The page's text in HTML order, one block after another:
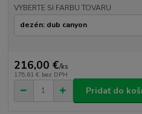
VYBERTE SI FARBU TOVARU
216,00 €/ks
175,61 € bez DPH
Pridať do